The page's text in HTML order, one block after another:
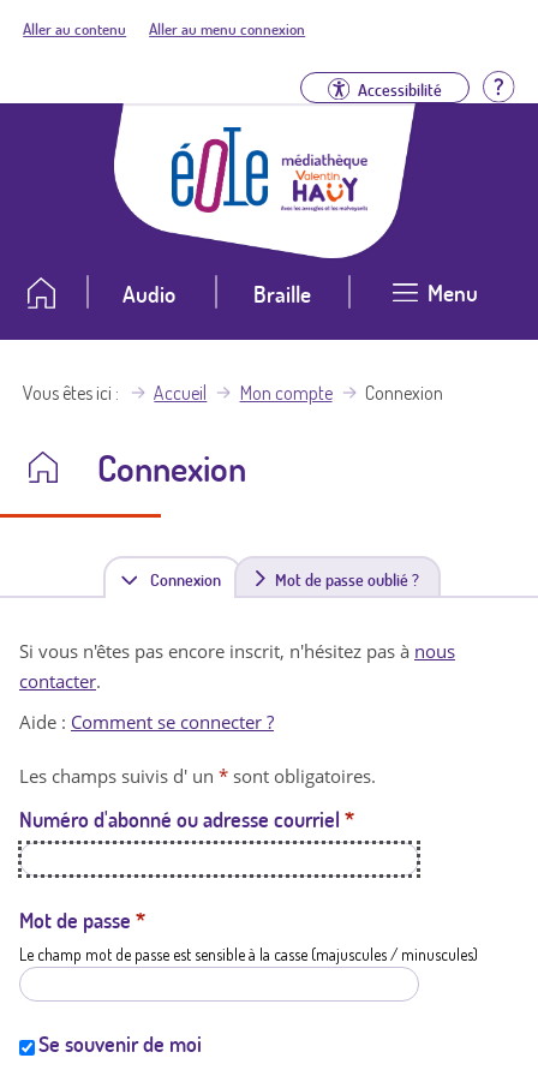
Aller au contenu Aller au menu connexion
Accessibilité
Audio Braille Menu
Vous êtes ici Accueil Mon compte Connexion
Connexion
Connexion(
n
t
a
t
i
Mot de passe oublié ?
Si vous n'êtes pas encore inscrit, n'hésitez pas à nous
contacter.
Aide : Comment se connecter ?
Les champs suivis d' un * sont obligatoires.
Numéro d'abonné ou adresse courriel *
Mot de passe *
Le champ mot de passe est sensible à la casse (majuscules / minuscules)
Se souvenir de moi